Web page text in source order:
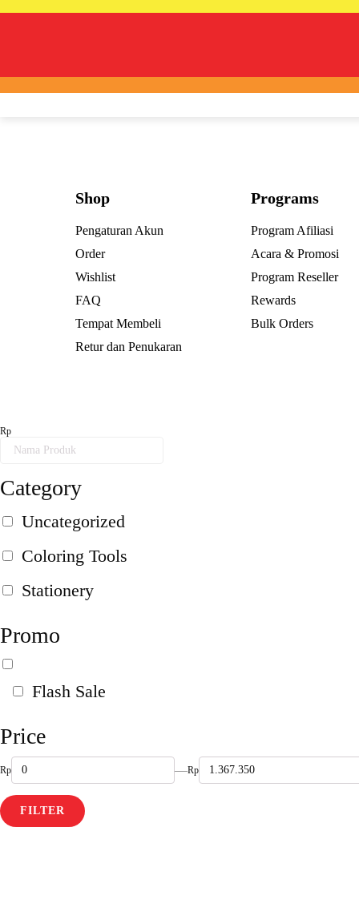
Shop
Pengaturan Akun
Order
Wishlist
FAQ
Tempat Membeli
Retur dan Penukaran
Programs
Program Afiliasi
Acara & Promosi
Program Reseller
Rewards
Bulk Orders
Category
Uncategorized
Coloring Tools
Stationery
Promo
Flash Sale
Price
—
FILTER